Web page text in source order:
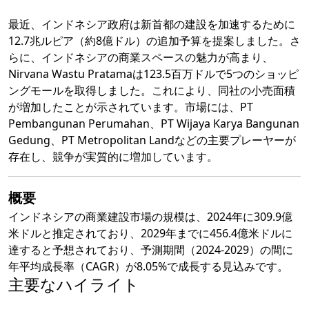
最近、インドネシア政府は新首都の建設を加速するために
12.7兆ルピア（約8億ドル）の追加予算を提案しました。さ
らに、インドネシアの商業スペースの魅力が高まり、
Nirvana Wastu Pratamaは123.5百万ドルで5つのショッピ
ングモールを取得しました。これにより、同社の小売面積
が増加したことが示されています。市場には、PT
Pembangunan Perumahan、PT Wijaya Karya Bangunan
Gedung、PT Metropolitan Landなどの主要プレーヤーが
存在し、競争が実質的に増加しています。
概要
インドネシアの商業建設市場の規模は、2024年に309.9億
米ドルと推定されており、2029年までに456.4億米ドルに
達すると予想されており、予測期間（2024-2029）の間に
年平均成長率（CAGR）が8.05%で成長する見込みです。
主要なハイライト